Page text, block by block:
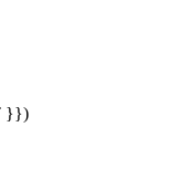
}})